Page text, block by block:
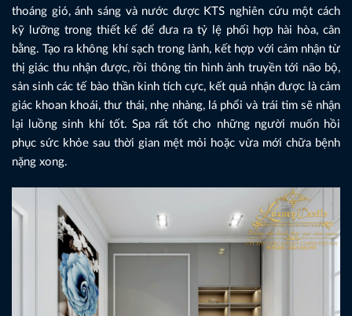
thoáng gió, ánh sáng và nước được KTS nghiên cứu một cách
kỹ lưỡng trong thiết kế để đưa ra tỷ lệ phối hợp hài hòa, cân
bằng. Tạo ra không khí sạch trong lành, kết hợp với cảm nhận từ
thị giác thu nhận được, rồi thông tin hình ảnh truyền tới não bộ,
sản sinh các tế bào thần kinh tích cực, kết quả nhận được là cảm
giác khoan khoái, thư thái, nhẹ nhàng, lá phổi và trái tim sẽ nhận
lại luồng sinh khí tốt. Spa rất tốt cho những người muốn hồi
phục sức khỏe sau thời gian mệt mỏi hoặc vừa mới chữa bệnh
nặng xong.